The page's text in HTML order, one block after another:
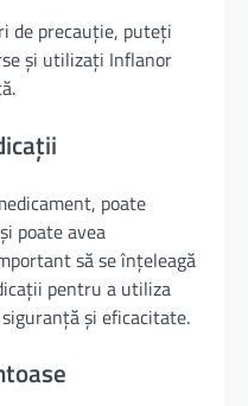
de precauție, puteți
și utilizați Inflanor
poate
poate avea
să se înțeleagă
pentru a utiliza
și eficacitate.